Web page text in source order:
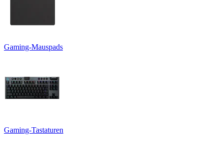
Gaming-Mauspads
Gaming-Tastaturen